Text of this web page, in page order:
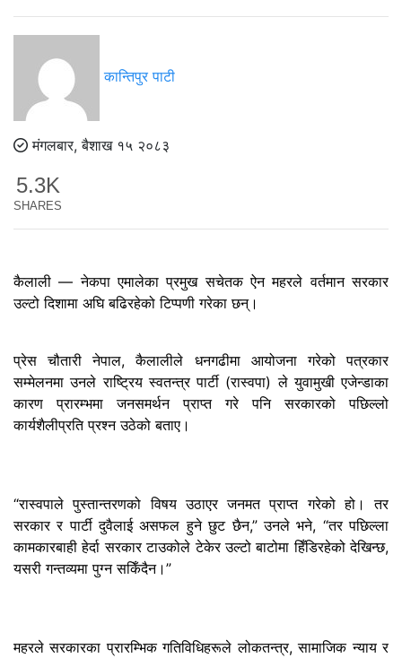
कान्तिपुर पाटी
मंगलबार, बैशाख १५ २०८३
5.3K
SHARES
कैलाली — नेकपा एमालेका प्रमुख सचेतक ऐन महरले वर्तमान सरकार
उल्टो दिशामा अघि बढिरहेको टिप्पणी गरेका छन्।
प्रेस चौतारी नेपाल, कैलालीले धनगढीमा आयोजना गरेको पत्रकार
सम्मेलनमा उनले राष्ट्रिय स्वतन्त्र पार्टी (रास्वपा) ले युवामुखी एजेन्डाका
कारण प्रारम्भमा जनसमर्थन प्राप्त गरे पनि सरकारको पछिल्लो
कार्यशैलीप्रति प्रश्न उठेको बताए।
“रास्वपाले पुस्तान्तरणको विषय उठाएर जनमत प्राप्त गरेको हो। तर
सरकार र पार्टी दुवैलाई असफल हुने छुट छैन,” उनले भने, “तर पछिल्ला
कामकारबाही हेर्दा सरकार टाउकोले टेकेर उल्टो बाटोमा हिँडिरहेको देखिन्छ,
यसरी गन्तव्यमा पुग्न सकिँदैन।”
महरले सरकारका प्रारम्भिक गतिविधिहरूले लोकतन्त्र, सामाजिक न्याय र